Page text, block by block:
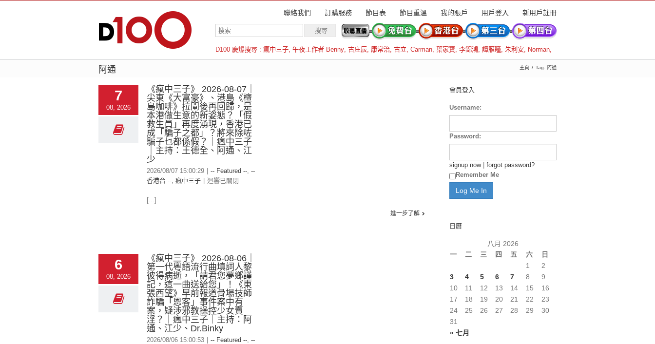
聯絡我們 訂購服務 節目表 節目重溫 我的賬戶 用戶登入 新用戶註冊
D100 慶爆搜尋 : 瘋中三子, 午夜工作者 Benny, 古庄辰, 康常治, 古立, Carman, 葉家寶, 李錦鴻, 譚雁瞳, 朱利安, Norman,
羅倫斯
阿通 主頁 Tag: 阿通
7
08, 2026
《瘋中三子》 2026-08-07｜
尖東《大富豪》、港島《檀
島咖啡》拉閘後再回歸，是
本港做生意的新姿態？「假
救生員」再度湧現，香港已
成「騙子之都」？將來除咗
騙子乜都係假？｜瘋中三子
｜主持：王德全、阿通、江
少
2026/08/07 15:00:29 -- Featured --, --
香港台 --, 瘋中三子 迴響已關閉
[...]
進一步了解
6
08, 2026
《瘋中三子》 2026-08-06｜
第一代粵語流行曲填詞人黎
彼得病逝，「請君您夢鄉謹
記，這一曲送給您」！《東
張西望》早前報道骨場技師
詐騙「恩客」事件案中有
案，疑涉邪教操控少女賣
淫？｜瘋中三子｜主持：阿
通、江少、Dr.Binky
2026/08/06 15:00:53 -- Featured --, --
會員登入
Username:
Password:
signup now| forgot password?
Remember Me
日曆
八月 2026
一
二 三 四 五 六 日
« 七月
1
2
3
4 5 6 7 8
9
10
11 12 13 14 15
16
17
18 19 20 21 22
23
24
25 26 27 28 29
30
31